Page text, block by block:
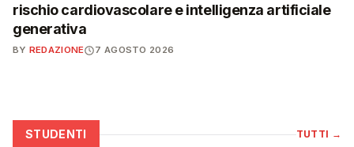
rischio cardiovascolare e intelligenza artificiale
generativa
BY REDAZIONE 7 AGOSTO 2026
STUDENTI TUTTI →